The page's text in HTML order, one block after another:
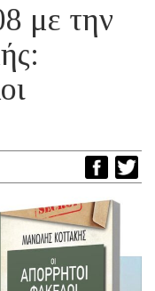
με την